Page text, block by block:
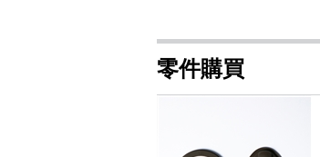
零件購買